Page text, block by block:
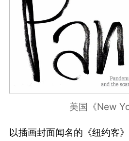
美国《New
以插画封面闻名的《纽约客